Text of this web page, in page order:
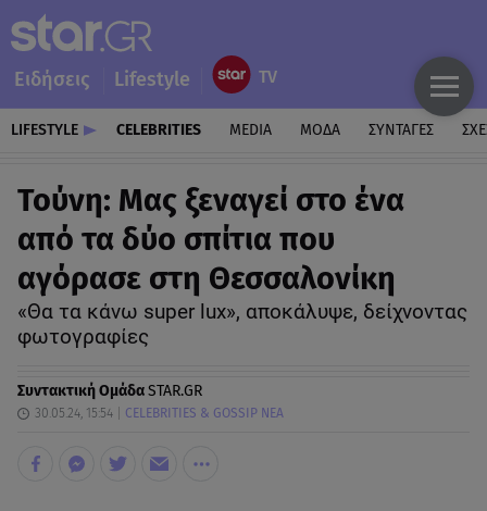
Ειδήσεις Lifestyle
LIFESTYLE CELEBRITIES MEDIA ΜΟΔΑ ΣΥΝΤΑΓΕΣ
Τούνη: Μας ξεναγεί στο ένα
από τα δύο σπίτια που
αγόρασε στη Θεσσαλονίκη
«Θα τα κάνω super lux», αποκάλυψε, δείχνοντας
φωτογραφίες
Συντακτική ΟμάδαSTAR.GR
30.05.24, 15:54 CELEBRITIES & GOSSIP ΝΕΑ